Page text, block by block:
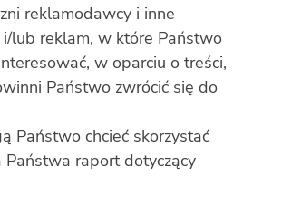
reklamodawcy i inne
lub reklam, w które Państwo
w oparciu o treści,
Państwo zwrócić się do
Państwo chcieć skorzystać
raport dotyczący